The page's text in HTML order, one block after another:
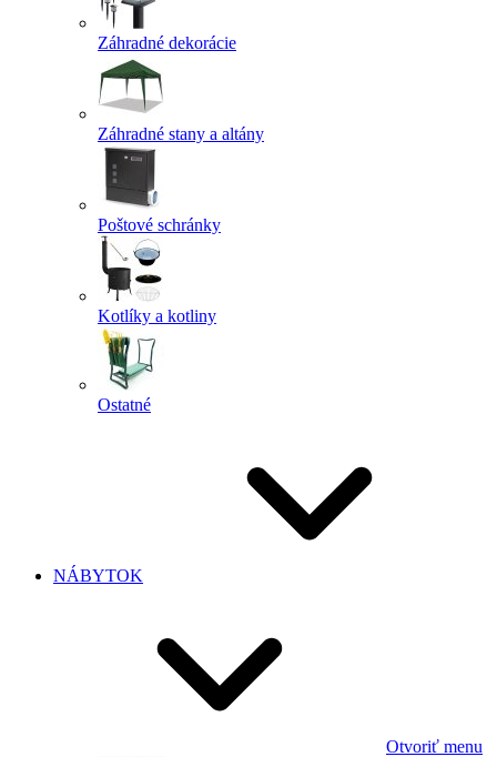
Záhradné dekorácie
Záhradné stany a altány
Poštové schránky
Kotlíky a kotliny
Ostatné
NÁBYTOK
Otvoriť menu